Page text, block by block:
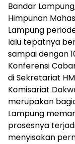
Bandar
Himpunan
Lampung
lalu tepatnya
sampai dengan
Konferensi
di Sekretariat
Komisariat
merupakan
Lampung
prosesnya
menyisakan